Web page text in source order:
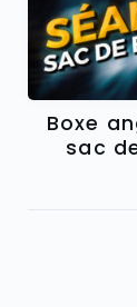
Boxe
sac